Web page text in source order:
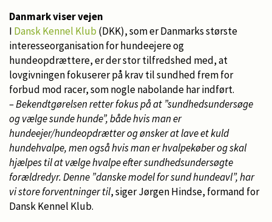
Danmark viser vejen
I Dansk Kennel Klub (DKK), som er Danmarks største
interesseorganisation for hundeejere og
hundeopdrættere, er der stor tilfredshed med, at
lovgivningen fokuserer på krav til sundhed frem for
forbud mod racer, som nogle nabolande har indført.
– Bekendtgørelsen retter fokus på at ”sundhedsundersøge
og vælge sunde hunde”, både hvis man er
hundeejer/hundeopdrætter og ønsker at lave et kuld
hundehvalpe, men også hvis man er hvalpekøber og skal
hjælpes til at vælge hvalpe efter sundhedsundersøgte
forældredyr. Denne ”danske model for sund hundeavl”, har
vi store forventninger til, siger Jørgen Hindse, formand for
Dansk Kennel Klub.